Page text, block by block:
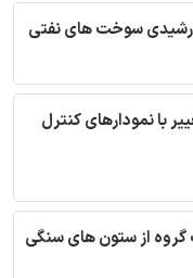
سوخت های نفتی
با نمودارهای کنترل
گروه از ستون های سنگی